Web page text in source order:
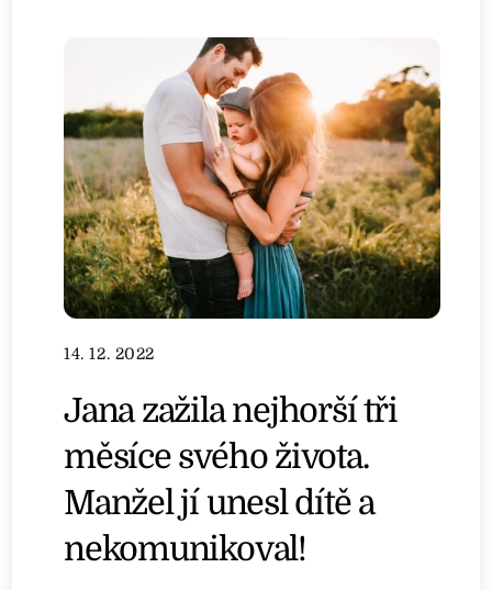
14. 12. 2022
Jana zažila nejhorší tři
měsíce svého života.
Manžel jí unesl dítě a
nekomunikoval!